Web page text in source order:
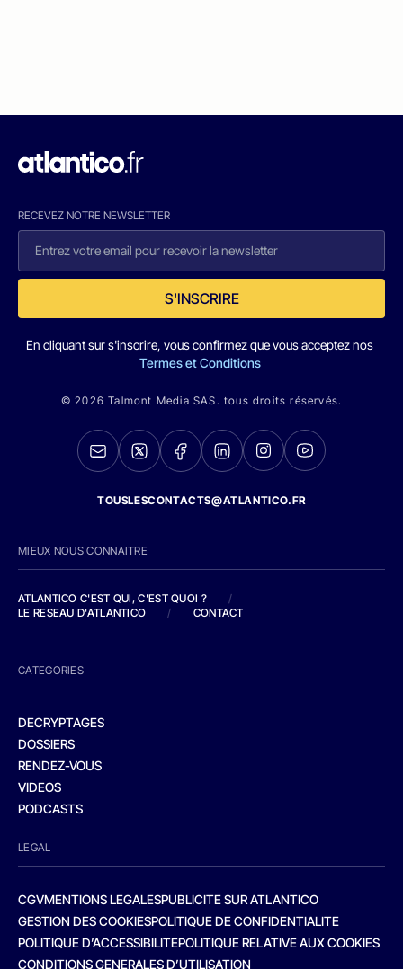
RECEVEZ NOTRE NEWSLETTER
S'INSCRIRE
En cliquant sur s'inscrire, vous confirmez que vous acceptez nos
Termes et Conditions
© 2026 Talmont Media SAS. tous droits réservés.
TOUSLESCONTACTS@ATLANTICO.FR
MIEUX NOUS CONNAITRE
ATLANTICO C'EST QUI, C'EST QUOI ?
/
LE RESEAU D'ATLANTICO
/ CONTACT
CATEGORIES
DECRYPTAGES
DOSSIERS
RENDEZ-VOUS
VIDEOS
PODCASTS
LEGAL
CGVMENTIONS LEGALESPUBLICITE SUR ATLANTICO
GESTION DES COOKIESPOLITIQUE DE CONFIDENTIALITE
POLITIQUE D’ACCESSIBILITEPOLITIQUE RELATIVE AUX COOKIES
CONDITIONS GENERALES D’UTILISATION